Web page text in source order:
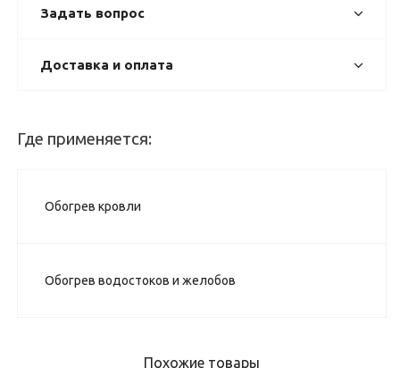
Задать вопрос
Доставка и оплата
Где применяется:
Обогрев кровли
Обогрев водостоков и желобов
Похожие товары